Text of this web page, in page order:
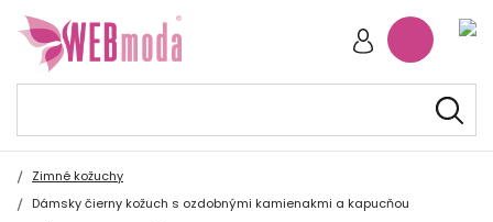
Zimné kožuchy
Dámsky čierny kožuch s ozdobnými kamienakmi a kapucňou